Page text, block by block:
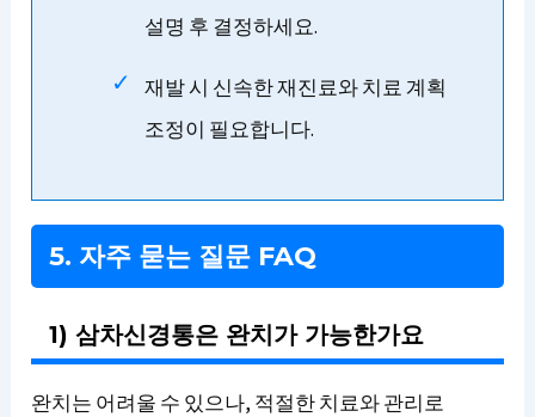
설명 후 결정하세요.
재발 시 신속한 재진료와 치료 계획
조정이 필요합니다.
5. 자주 묻는 질문 FAQ
1) 삼차신경통은 완치가 가능한가요
완치는 어려울 수 있으나, 적절한 치료와 관리로